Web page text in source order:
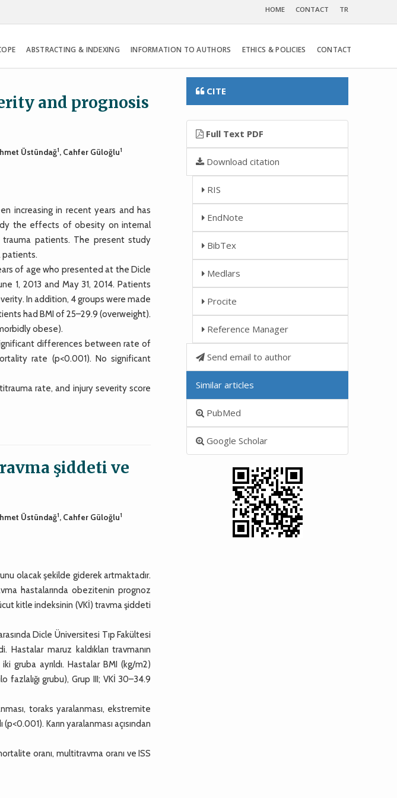
HOME CONTACT TR
ABSTRACTING & INDEXING INFORMATION TO AUTHORS ETHICS & POLICIES CONTACT
and prognosis
Üstündağ1, Cahfer Güloğlu1
increasing in recent years and has
the effects of obesity on internal
patients. The present study
patients.
of age who presented at the Dicle
1, 2013 and May 31, 2014. Patients
In addition, 4 groups were made
had BMI of 25–29.9 (overweight).
obese).
differences between rate of
rate (p<0.001). No significant
rate, and injury severity score
şiddeti ve
Üstündağ1, Cahfer Güloğlu1
olacak şekilde giderek artmaktadır.
hastalarında obezitenin prognoz
kitle indeksinin (VKİ) travma şiddeti
Dicle Üniversitesi Tıp Fakültesi
maruz kaldıkları travmanın
gruba ayrıldı. Hastalar BMI (kg/m2)
fazlalığı grubu), Grup III; VKİ 30–34.9
toraks yaralanması, ekstremite
Karın yaralanması açısından
oranı, multitravma oranı ve ISS
CITE
Full Text PDF
Download citation
RIS
EndNote
BibTex
Medlars
Procite
Reference Manager
Send email to author
Similar articles
PubMed
Google Scholar